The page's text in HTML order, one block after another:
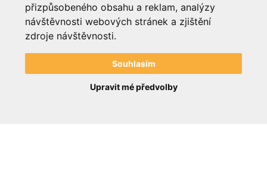
přizpůsobeného obsahu a reklam, analýzy
návštěvnosti webových stránek a zjištění
zdroje návštěvnosti.
Souhlasím
Upravit mé předvolby